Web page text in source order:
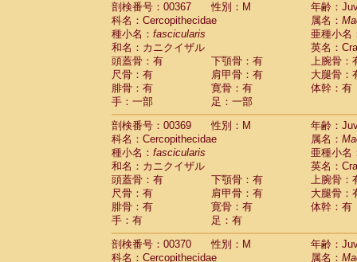
剖検番号：00367
性別：M
年齢：
科名：Cercopithecidae
属名：
種小名： fascicularis
亜種小名
和名：カニクイザル
英名：
頭蓋骨：有
下顎骨：有
上腕骨：
尺骨：有
肩甲骨：有
大腿骨：
腓骨：有
寛骨：有
体幹：有
手：一部
足：一部
剖検番号：00369
性別：M
年齢：
科名：Cercopithecidae
属名：
種小名： fascicularis
亜種小名
和名：カニクイザル
英名：
頭蓋骨：有
下顎骨：有
上腕骨：
尺骨：有
肩甲骨：有
大腿骨：
腓骨：有
寛骨：有
体幹：有
手：有
足：有
剖検番号：00370
性別：M
年齢：
科名：Cercopithecidae
属名：